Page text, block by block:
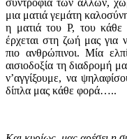
συντροφιά των άλλων,
μια ματιά γεμάτη
η ματιά του Ρ, του κάθε
έρχεται στη ζωή μας για
πιο ανθρώπινοι. Μία
αισιοδοξία τη διαδρομή
ν’αγγίξουμε, να
δίπλα μας κάθε φορά…..